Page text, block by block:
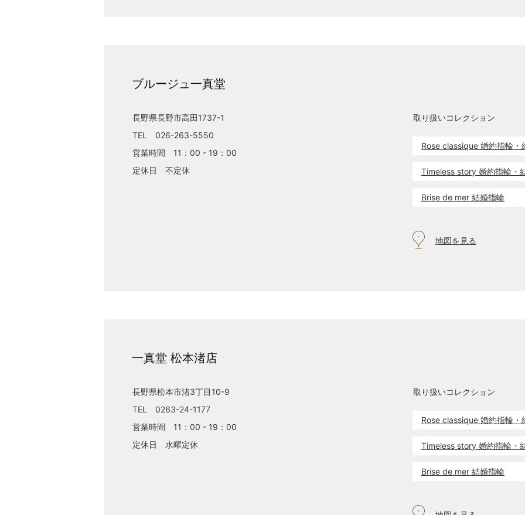
ブルージュ一真堂
長野県長野市高田1737-1
TEL 026-263-5550
営業時間 11：00 - 19：00
定休日 不定休
取り扱いコレクション
Rose classique 婚約指輪・
Timeless story 婚約指輪・
Brise de mer 結婚指輪
地図を見る
一真堂 松本渚店
長野県松本市渚3丁目10-9
TEL 0263-24-1177
営業時間 11：00 - 19：00
定休日 水曜定休
取り扱いコレクション
Rose classique 婚約指輪・
Timeless story 婚約指輪・
Brise de mer 結婚指輪